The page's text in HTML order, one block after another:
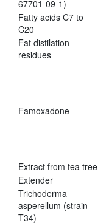
67701-09-1)
Fatty acids C7 to
C20
Fat distilation
residues
Famoxadone
Extract from tea tree
Extender
Trichoderma
asperellum (strain
T34)